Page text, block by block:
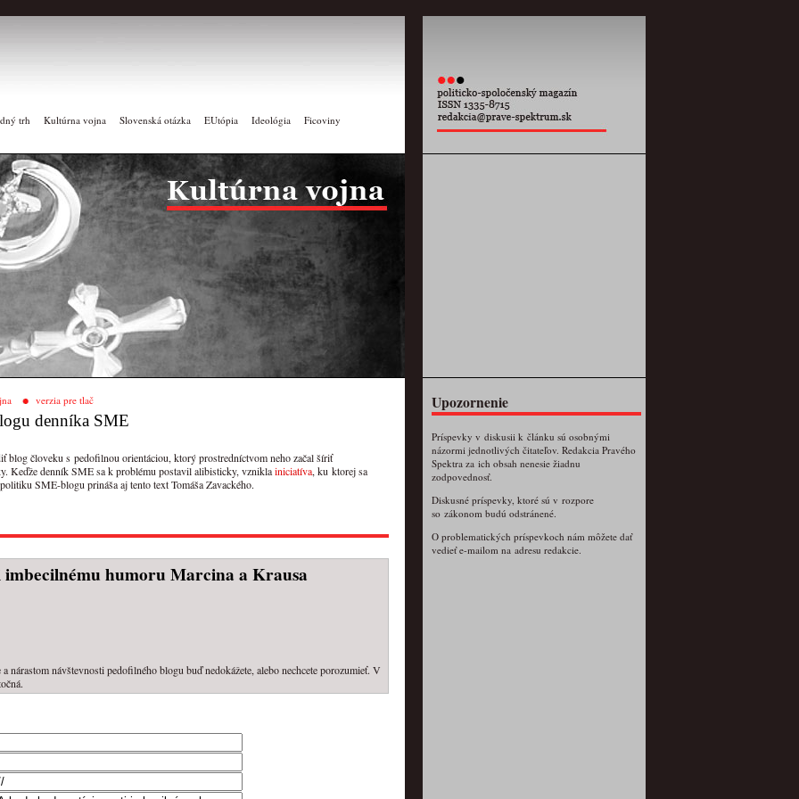
trh Kultúrna vojna Slovenská otázka EUtópia Ideológia Ficoviny
verzia pre tlač
denníka SME
blog človeku s pedofilnou orientáciou, ktorý prostredníctvom neho začal šíriť
Keďže denník SME sa k problému postavil alibisticky, vzniklainiciatíva, ku ktorej sa
SME-blogu prináša aj tento text Tomáša Zavackého.
humoru Marcina a Krausa
nárastom návštevnosti pedofilného blogu buď nedokážete, alebo nechcete porozumieť. V
Upozornenie
Príspevky v diskusii k článku sú osobnými
názormi jednotlivých čitateľov. Redakcia Pravého
Spektra za ich obsah nenesie žiadnu
zodpovednosť.
Diskusné príspevky, ktoré sú v rozpore
so zákonom budú odstránené.
O problematických príspevkoch nám môžete dať
vedieť e-mailom na adresu redakcie.